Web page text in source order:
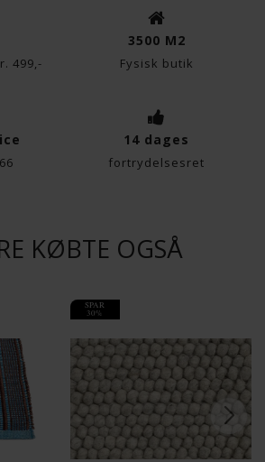
499,-
3500 M2
Fysisk butik
14 dages
fortrydelsesret
KØBTE OGSÅ
SPAR
30%